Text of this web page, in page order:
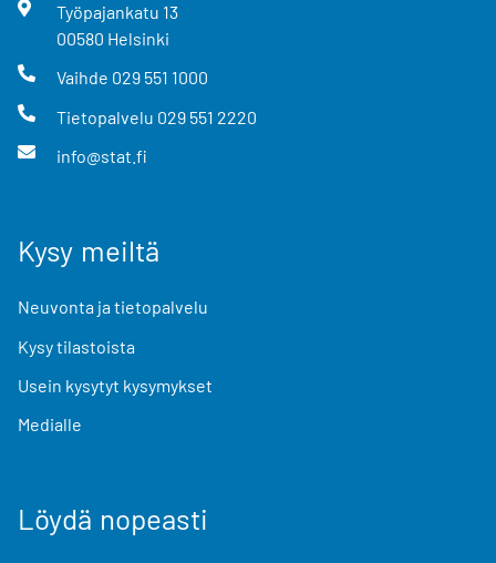
Työpajankatu 13
00580 Helsinki
Vaihde 029 551 1000
Tietopalvelu 029 551 2220
info@stat.fi
Kysy meiltä
Neuvonta ja tietopalvelu
Kysy tilastoista
Usein kysytyt kysymykset
Medialle
Löydä nopeasti